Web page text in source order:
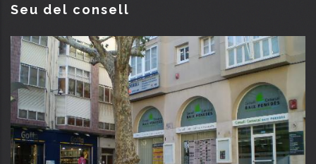
Seu del consell